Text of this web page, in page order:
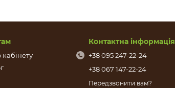
кабінету
Контактна інформація
+38 095 247-22-24
+38 067 147-22-24
Передзвонити вам?